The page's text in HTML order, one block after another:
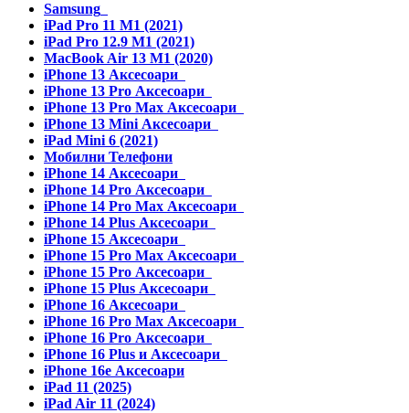
Samsung
iPad Pro 11 M1 (2021)
iPad Pro 12.9 M1 (2021)
MacBook Air 13 M1 (2020)
iPhone 13 Аксесоари
iPhone 13 Pro Аксесоари
iPhone 13 Pro Max Аксесоари
iPhone 13 Mini Аксесоари
iPad Mini 6 (2021)
Мобилни Телефони
iPhone 14 Аксесоари
iPhone 14 Pro Аксесоари
iPhone 14 Pro Max Аксесоари
iPhone 14 Plus Аксесоари
iPhone 15 Аксесоари
iPhone 15 Pro Max Аксесоари
iPhone 15 Pro Аксесоари
iPhone 15 Plus Аксесоари
iPhone 16 Аксесоари
iPhone 16 Pro Max Аксесоари
iPhone 16 Pro Аксесоари
iPhone 16 Plus и Аксесоари
iPhone 16e Аксесоари
iPad 11 (2025)
iPad Air 11 (2024)